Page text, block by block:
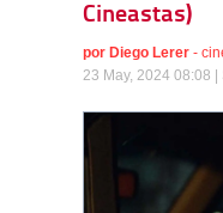
Cineastas)
por Diego Lerer -
23 May, 2024 08:08 |